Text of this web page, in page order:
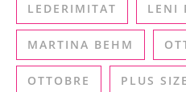
LEDERIMITAT LENI
MARTINA BEHM
OTTOBRE PLUS SIZE